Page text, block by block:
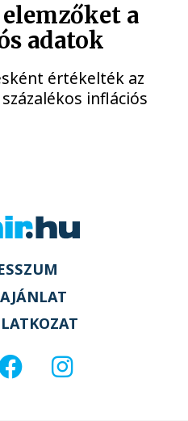
a
adatok
értékelték az
inflációs